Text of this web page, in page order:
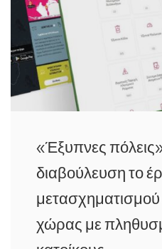
«Έξυπνες
διαβούλευση το
χώρας με